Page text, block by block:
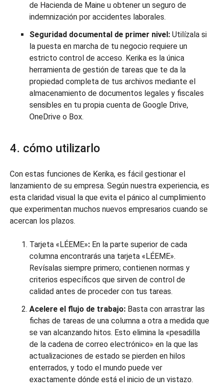
de Hacienda de Maine u obtener un seguro de
indemnización por accidentes laborales.
Seguridad documental de primer nivel: Utilízala si
la puesta en marcha de tu negocio requiere un
estricto control de acceso. Kerika es la única
herramienta de gestión de tareas que te da la
propiedad completa de tus archivos mediante el
almacenamiento de documentos legales y fiscales
sensibles en tu propia cuenta de Google Drive,
OneDrive o Box.
4. cómo utilizarlo
Con estas funciones de Kerika, es fácil gestionar el
lanzamiento de su empresa. Según nuestra experiencia, es
esta claridad visual la que evita el pánico al cumplimiento
que experimentan muchos nuevos empresarios cuando se
acercan los plazos.
Tarjeta «LÉEME»: En la parte superior de cada
columna encontrarás una tarjeta «LÉEME».
Revísalas siempre primero; contienen normas y
criterios específicos que sirven de control de
calidad antes de proceder con tus tareas.
Acelere el flujo de trabajo: Basta con arrastrar las
fichas de tareas de una columna a otra a medida que
se van alcanzando hitos. Esto elimina la «pesadilla
de la cadena de correo electrónico» en la que las
actualizaciones de estado se pierden en hilos
enterrados, y todo el mundo puede ver
exactamente dónde está el inicio de un vistazo.